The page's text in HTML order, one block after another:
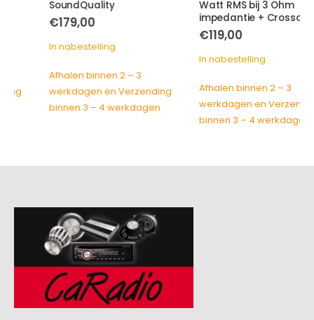
SoundQuality
179,00
In nabestelling
Afhalen binnen 2 – 3
werkdagen en Verzending
binnen 3 – 4 werkdagen
Watt RMS bij 3 Ohm
impedantie + Crossover
119,00
In nabestelling
Afhalen binnen 2 – 3
werkdagen en Verzending
binnen 3 – 4 werkdagen